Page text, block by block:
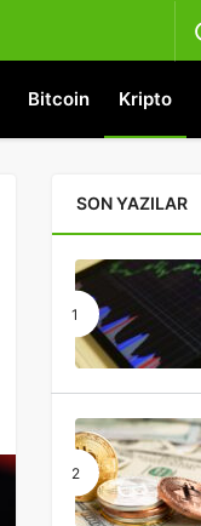
Bitcoin Kripto
SON YAZILAR